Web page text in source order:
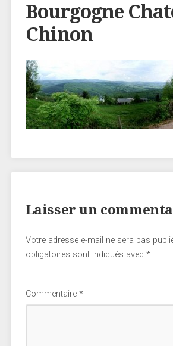
Bourgogne
Chinon
Laisser un
Votre adresse e-mail ne sera pas
obligatoires sont indiqués avec *
Commentaire *